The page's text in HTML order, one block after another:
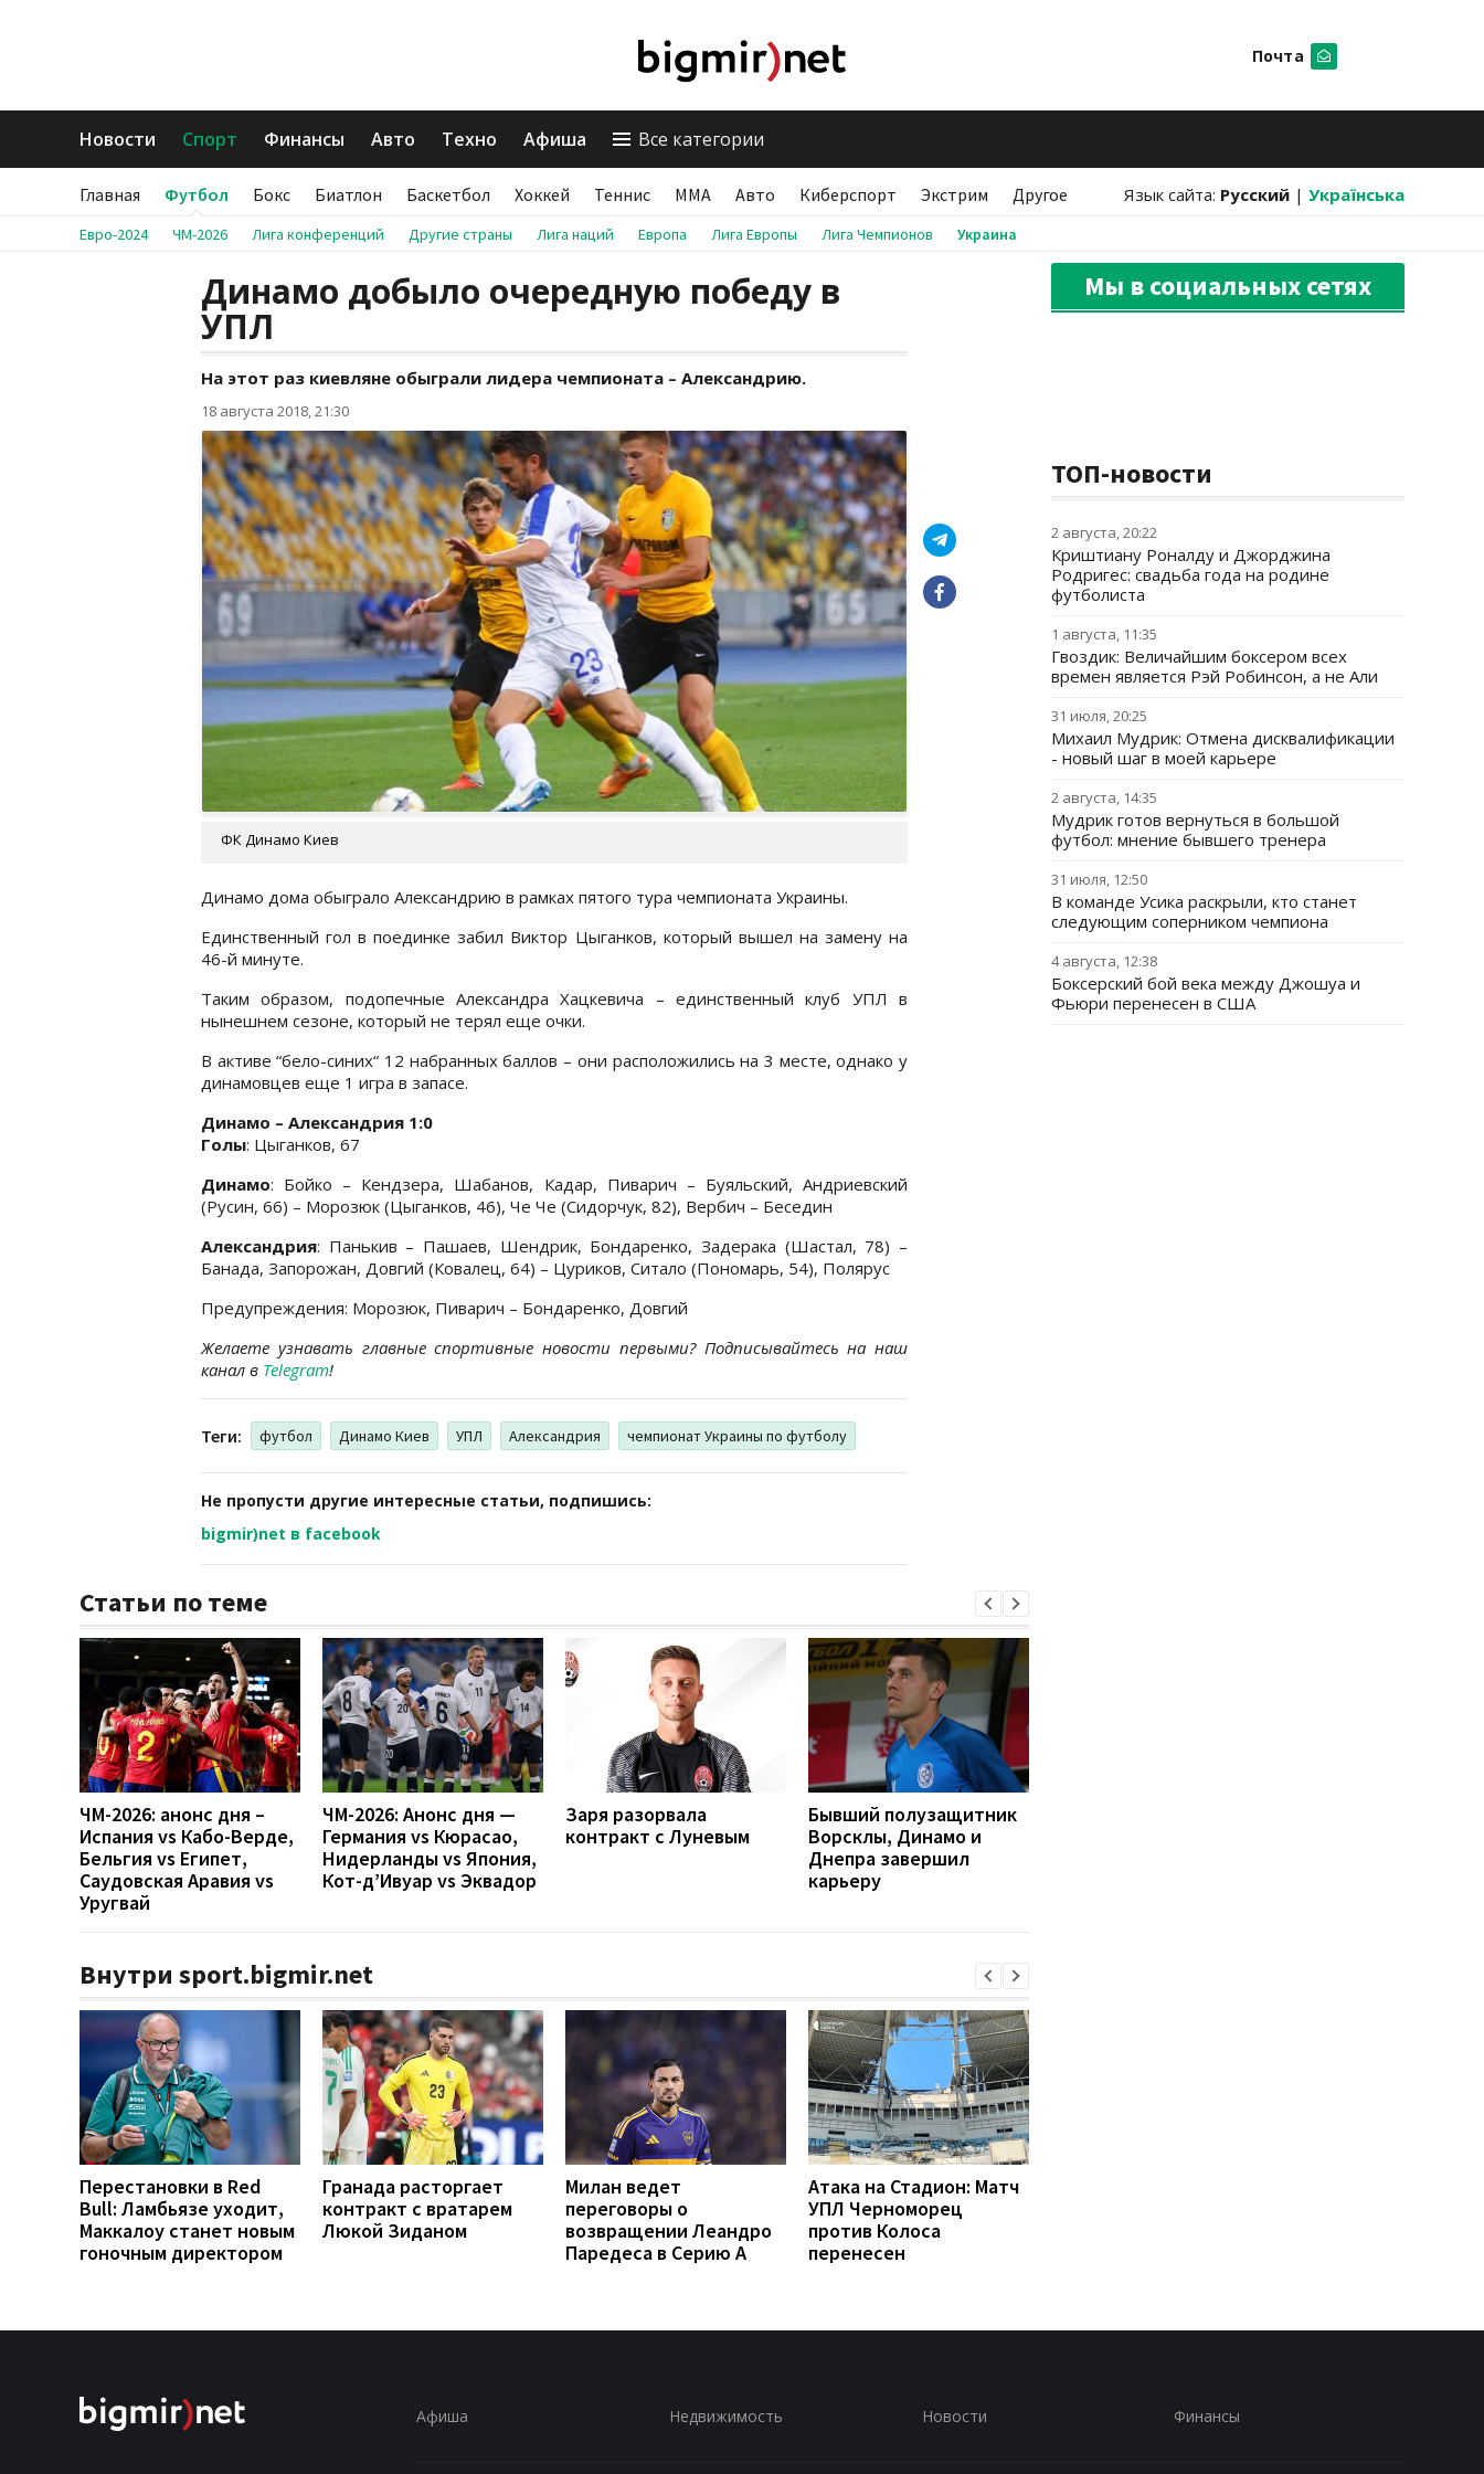
Почта
Новости Спорт Финансы Авто Техно Афиша Все категории
Главная Футбол Бокс Биатлон Баскетбол Хоккей Теннис ММА Авто Киберспорт Экстрим Другое Язык сайта: Русский | Українська
Евро-2024 ЧМ-2026 Лига конференций Другие страны Лига наций Европа Лига Европы Лига Чемпионов Украина
Динамо добыло очередную победу в
УПЛ
На этот раз киевляне обыграли лидера чемпионата – Александрию.
18 августа 2018, 21:30
ФК Динамо Киев
Динамо дома обыграло Александрию в рамках пятого тура чемпионата Украины.
Единственный гол в поединке забил Виктор Цыганков, который вышел на замену на
46-й минуте.
Таким образом, подопечные Александра Хацкевича – единственный клуб УПЛ в
нынешнем сезоне, который не терял еще очки.
В активе “бело-синих“ 12 набранных баллов – они расположились на 3 месте, однако у
динамовцев еще 1 игра в запасе.
Динамо – Александрия 1:0
Голы: Цыганков, 67
Динамо: Бойко – Кендзера, Шабанов, Кадар, Пиварич – Буяльский, Андриевский
(Русин, 66) – Морозюк (Цыганков, 46), Че Че (Сидорчук, 82), Вербич – Беседин
Александрия: Панькив – Пашаев, Шендрик, Бондаренко, Задерака (Шастал, 78) –
Банада, Запорожан, Довгий (Ковалец, 64) – Цуриков, Ситало (Пономарь, 54), Полярус
Предупреждения: Морозюк, Пиварич – Бондаренко, Довгий
Желаете узнавать главные спортивные новости первыми? Подписывайтесь на наш
канал в Telegram!
Теги: футбол Динамо Киев УПЛ Александрия чемпионат Украины по футболу
Не пропусти другие интересные статьи, подпишись:
bigmir)net в facebook
Статьи по теме
ЧМ-2026: анонс дня –
Испания vs Кабо-Верде,
Бельгия vs Египет,
Саудовская Аравия vs
Уругвай
ЧМ-2026: Анонс дня —
Германия vs Кюрасао,
Нидерланды vs Япония,
Кот-д’Ивуар vs Эквадор
Заря разорвала
контракт с Луневым
Бывший полузащитник
Ворсклы, Динамо и
Днепра завершил
карьеру
Внутри sport.bigmir.net
Перестановки в Red
Bull: Ламбьязе уходит,
Маккалоу станет новым
гоночным директором
Гранада расторгает
контракт с вратарем
Люкой Зиданом
Милан ведет
переговоры о
возвращении Леандро
Паредеса в Серию А
Атака на Стадион: Матч
УПЛ Черноморец
против Колоса
перенесен
Мы в социальных сетях
ТОП-новости
2 августа, 20:22
Криштиану Роналду и Джорджина
Родригес: свадьба года на родине
футболиста
1 августа, 11:35
Гвоздик: Величайшим боксером всех
времен является Рэй Робинсон, а не Али
31 июля, 20:25
Михаил Мудрик: Отмена дисквалификации
- новый шаг в моей карьере
2 августа, 14:35
Мудрик готов вернуться в большой
футбол: мнение бывшего тренера
31 июля, 12:50
В команде Усика раскрыли, кто станет
следующим соперником чемпиона
4 августа, 12:38
Боксерский бой века между Джошуа и
Фьюри перенесен в США
Афиша Недвижимость Новости Финансы